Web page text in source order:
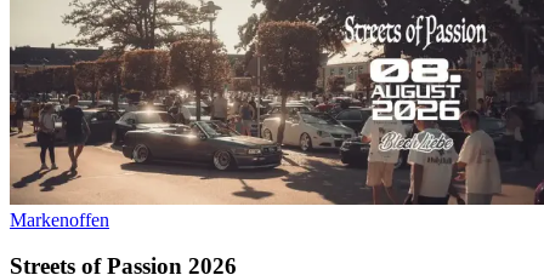
Markenoffen
Streets of Passion 2026